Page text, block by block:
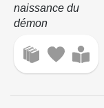
naissance du
démon